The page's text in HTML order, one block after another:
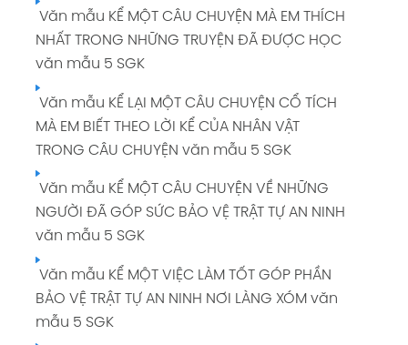
Văn mẫu KỂ MỘT CÂU CHUYỆN MÀ EM THÍCH
NHẤT TRONG NHỮNG TRUYỆN ĐÃ ĐƯỢC HỌC
văn mẫu 5 SGK
Văn mẫu KỂ LẠI MỘT CÂU CHUYỆN CỔ TÍCH
MÀ EM BIẾT THEO LỜI KỂ CỦA NHÂN VẬT
TRONG CÂU CHUYỆN văn mẫu 5 SGK
Văn mẫu KỂ MỘT CÂU CHUYỆN VỀ NHỮNG
NGƯỜI ĐÃ GÓP SỨC BẢO VỆ TRẬT TỰ AN NINH
văn mẫu 5 SGK
Văn mẫu KỂ MỘT VIỆC LÀM TỐT GÓP PHẦN
BẢO VỆ TRẬT TỰ AN NINH NƠI LÀNG XÓM văn
mẫu 5 SGK